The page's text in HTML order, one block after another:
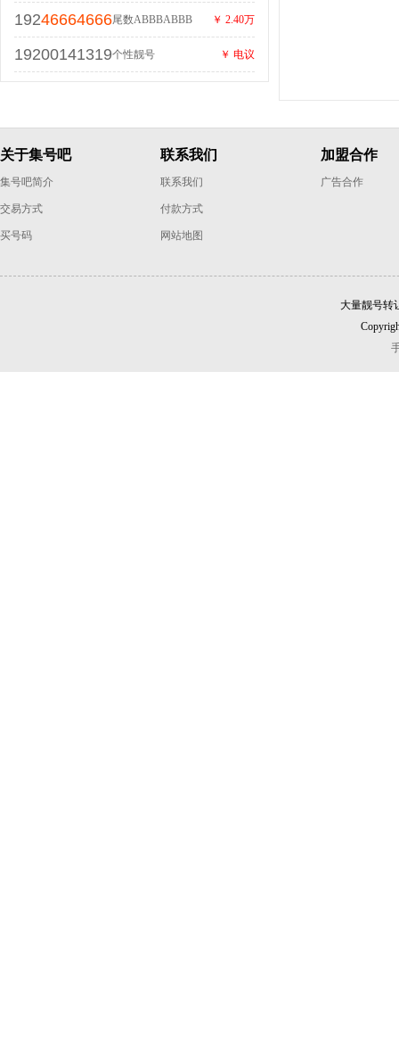
19246664666尾数ABBBABBB ￥ 2.40万
19200141319个性靓号 ￥ 电议
关于集号吧
集号吧简介
交易方式
买号码
联系我们
联系我们
付款方式
网站地图
加盟合作
广告合作
大量靓号转